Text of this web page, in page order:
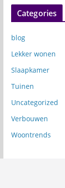
Categories
blog
Lekker wonen
Slaapkamer
Tuinen
Uncategorized
Verbouwen
Woontrends